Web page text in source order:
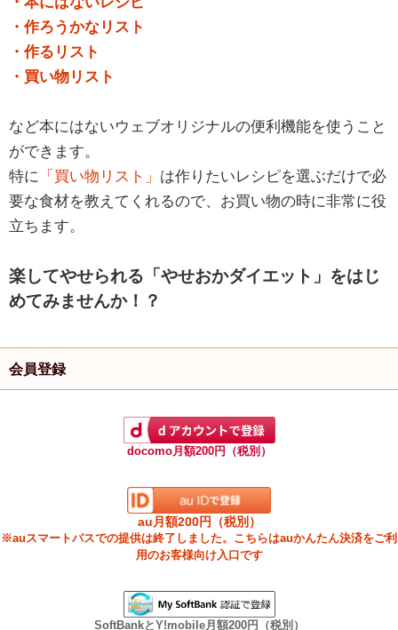
・作ろうかなリスト
・作るリスト
・買い物リスト
など本にはないウェブオリジナルの便利機能を使うこと
ができます。
特に 「買い物リスト」 は作りたいレシピを選ぶだけで必
要な食材を教えてくれるので、お買い物の時に非常に役
立ちます。
楽してやせられる「やせおかダイエット」をはじ
めてみませんか！？
会員登録
docomo月額200円（税別）
au月額200円（税別）
※auスマートパスでの提供は終了しました。こちらはauかんたん決済をご利
用のお客様向け入口です
SoftBankとY!mobile月額200円（税別）